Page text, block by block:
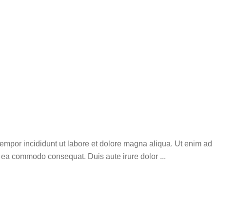
incididunt ut labore et dolore magna aliqua. Ut enim ad
commodo consequat. Duis aute irure dolor